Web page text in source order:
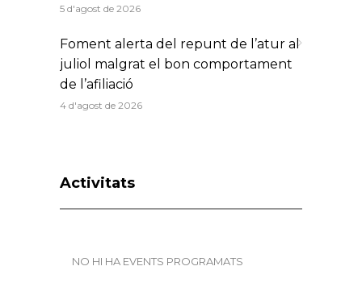
5 d'agost de 2026
Foment alerta del repunt de l’atur al
juliol malgrat el bon comportament
de l’afiliació
4 d'agost de 2026
Activitats
NO HI HA EVENTS PROGRAMATS